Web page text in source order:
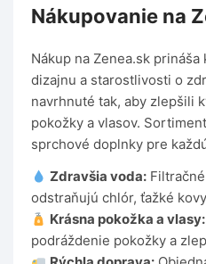
Nákupovanie na
Nákup na Zenea.sk
dizajnu a starostlivosti o
navrhnuté tak, aby zlepšili
pokožky a vlasov.
sprchové doplnky pre
Zdravšia voda:
odstraňujú chlór, ťažké
Krásna pokožka a vlasy:
podráždenie pokožky a